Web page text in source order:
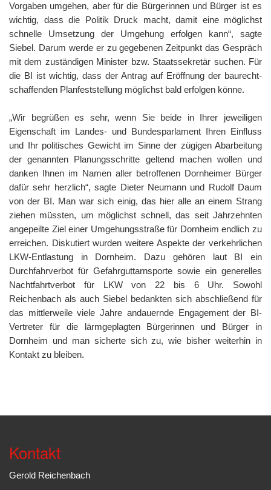
Vorgaben umgehen, aber für die Bürgerinnen und Bürger ist es
wichtig, dass die Politik Druck macht, damit eine möglichst
schnelle Umsetzung der Umgehung erfolgen kann“, sagte
Siebel. Darum werde er zu gegebenen Zeitpunkt das Gespräch
mit dem zuständigen Minister bzw. Staatssekretär suchen. Für
die BI ist wichtig, dass der Antrag auf Eröffnung der baurecht-
schaffenden Planfeststellung möglichst bald erfolgen könne.
„Wir begrüßen es sehr, wenn Sie beide in Ihrer jeweiligen
Eigenschaft im Landes- und Bundesparlament Ihren Einfluss
und Ihr politisches Gewicht im Sinne der zügigen Abarbeitung
der genannten Planungsschritte geltend machen wollen und
danken Ihnen im Namen aller betroffenen Dornheimer Bürger
dafür sehr herzlich“, sagte Dieter Neumann und Rudolf Daum
von der BI. Man war sich einig, das hier alle an einem Strang
ziehen müssten, um möglichst schnell, das seit Jahrzehnten
angepeilte Ziel einer Umgehungsstraße für Dornheim endlich zu
erreichen. Diskutiert wurden weitere Aspekte der verkehrlichen
LKW-Entlastung in Dornheim. Dazu gehören laut BI ein
Durchfahrverbot für Gefahrguttarnsporte sowie ein generelles
Nachtfahrtverbot für LKW von 22 bis 6 Uhr. Sowohl
Reichenbach als auch Siebel bedankten sich abschließend für
das mittlerweile viele Jahre andauernde Engagement der BI-
Vertreter für die lärmgeplagten Bürgerinnen und Bürger in
Dornheim und man sicherte sich zu, wie bisher weiterhin in
Kontakt zu bleiben.
Kontakt
Gerold Reichenbach